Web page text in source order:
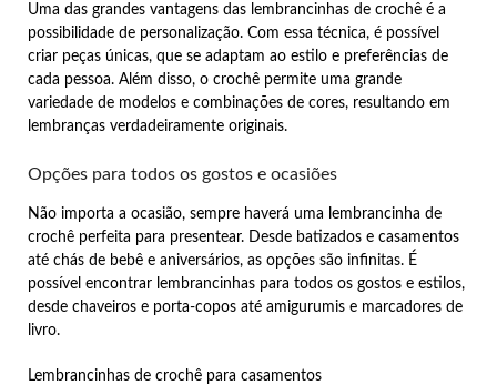
Uma das grandes vantagens das lembrancinhas de crochê é a
possibilidade de personalização. Com essa técnica, é possível
criar peças únicas, que se adaptam ao estilo e preferências de
cada pessoa. Além disso, o crochê permite uma grande
variedade de modelos e combinações de cores, resultando em
lembranças verdadeiramente originais.
Opções para todos os gostos e ocasiões
Não importa a ocasião, sempre haverá uma lembrancinha de
crochê perfeita para presentear. Desde batizados e casamentos
até chás de bebê e aniversários, as opções são infinitas. É
possível encontrar lembrancinhas para todos os gostos e estilos,
desde chaveiros e porta-copos até amigurumis e marcadores de
livro.
Lembrancinhas de crochê para casamentos